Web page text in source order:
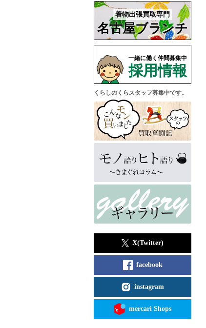
着物出張買取専門
名古屋ブランチ
一緒に働く仲間募集中
採用情報
くらしのくらスタッフ募集中です。
X(Twitter)
facebook
instagram
mercari Shops